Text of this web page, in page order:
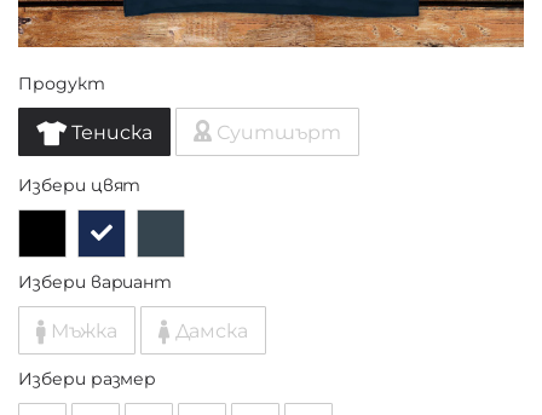
Продукт
Тениска Суитшърт
Избери цвят
Избери вариант
Мъжка Дамска
Избери размер